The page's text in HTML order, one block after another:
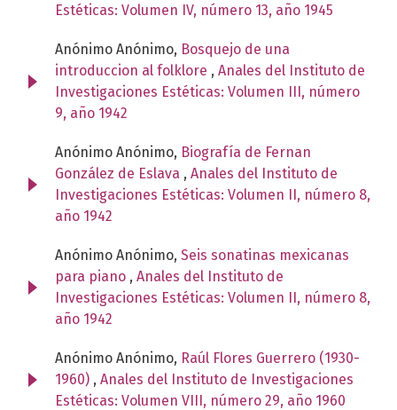
Estéticas: Volumen IV, número 13, año 1945
Anónimo Anónimo, Bosquejo de una
introduccion al folklore , Anales del Instituto de
Investigaciones Estéticas: Volumen III, número
9, año 1942
Anónimo Anónimo, Biografía de Fernan
González de Eslava , Anales del Instituto de
Investigaciones Estéticas: Volumen II, número 8,
año 1942
Anónimo Anónimo, Seis sonatinas mexicanas
para piano , Anales del Instituto de
Investigaciones Estéticas: Volumen II, número 8,
año 1942
Anónimo Anónimo, Raúl Flores Guerrero (1930-
1960) , Anales del Instituto de Investigaciones
Estéticas: Volumen VIII, número 29, año 1960